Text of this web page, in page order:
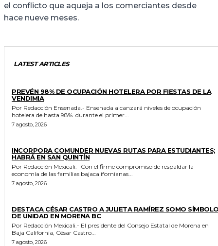
el conflicto que aqueja a los comerciantes desde
hace nueve meses.
LATEST ARTICLES
PREVÉN 98% DE OCUPACIÓN HOTELERA POR FIESTAS DE LA
VENDIMIA
Por Redacción Ensenada.- Ensenada alcanzará niveles de ocupación
hotelera de hasta 98% durante el primer...
7 agosto, 2026
INCORPORA COMUNDER NUEVAS RUTAS PARA ESTUDIANTES;
HABRÁ EN SAN QUINTÍN
Por Redacción Mexicali.- Con el firme compromiso de respaldar la
economía de las familias bajacalifornianas...
7 agosto, 2026
DESTACA CÉSAR CASTRO A JULIETA RAMÍREZ SOMO
DE UNIDAD EN MORENA BC
Por Redacción Mexicali.- El presidente del Consejo Estatal de Morena en
Baja California, César Castro...
7 agosto, 2026